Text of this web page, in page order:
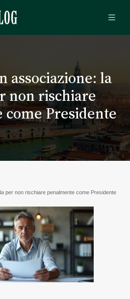
associazione: la
non rischiare
Presidente
per non rischiare penalmente come Presidente